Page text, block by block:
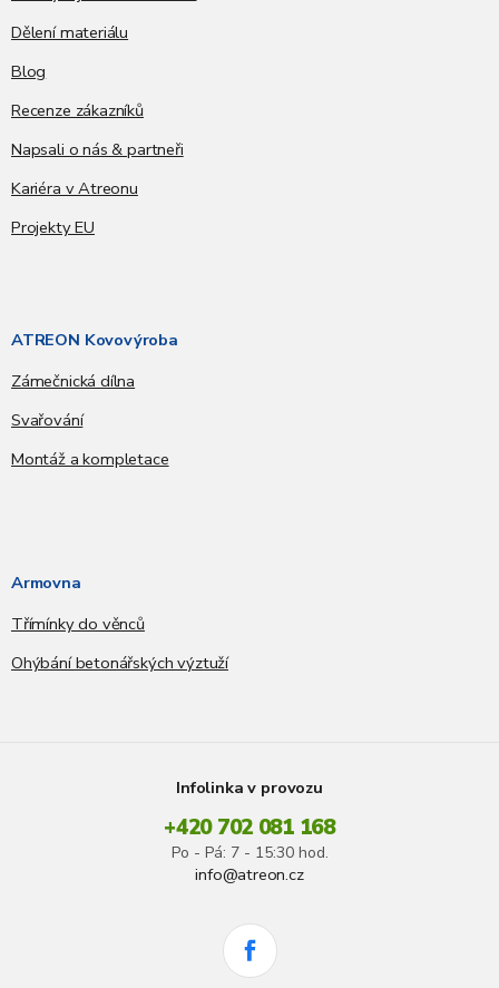
Dělení materiálu
Blog
Recenze zákazníků
Napsali o nás & partneři
Kariéra v Atreonu
Projekty EU
ATREON Kovovýroba
Zámečnická dílna
Svařování
Montáž a kompletace
Armovna
Třímínky do věnců
Ohýbání betonářských výztuží
Infolinka v provozu
+420 702 081 168
Po - Pá: 7 - 15:30 hod.
info@atreon.cz